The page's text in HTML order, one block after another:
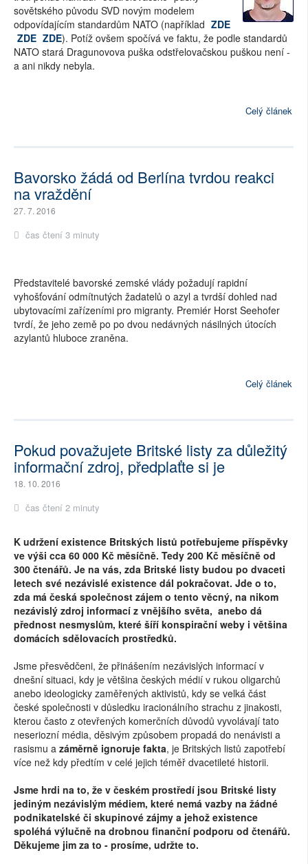
sovětského původu SVD novým modelem
odpovídajícím standardům NATO (například ZDE
ZDE ZDE). Potíž ovšem spočívá ve faktu, že podle standardů
NATO stará Dragunovova puška odstřelovačskou puškou není -
a ani nikdy nebyla.
Celý článek
Bavorsko žádá od Berlína tvrdou reakci
na vraždění
27. 7. 2016
čas čtení 3 minuty
Představitelé bavorské zemské vlády požadují rapidní
vyhošťování odmítnutých žadatelů o azyl a tvrdší dohled nad
ubytovacími zařízeními pro migranty. Premiér Horst Seehofer
tvrdí, že jeho země po po dvou nedávných násilných útocích
azylantů hluboce zraněna.
Celý článek
Pokud považujete Britské listy za důležitý
informační zdroj, předplaťte si je
18. 10. 2016
čas čtení 2 minuty
K udržení existence Britských listů potřebujeme příspěvky
ve výši cca 60 000 Kč měsíčně. Tedy 200 Kč měsíčně od
300 čtenářů. Je na vás, zda Britské listy budou po dvaceti
letech své nezávislé existence dál pokračovat. Jde o to,
zda má česká společnost zájem o tento věcný, na nikom
nezávislý zdroj informací z vnějšího světa, anebo dá
přednost nesmyslům, které šíří konspirační weby i většina
domácích sdělovacích prostředků.
Jsme přesvědčeni, že přinášením nezávislých informací v
dnešní situaci, kdy je většina českých médií v rukou oligarchů
anebo ideologicky zaměřených aktivistů, kdy se velká část
české společnosti v důsledku iracionálního strachu z jinakosti,
kterou často z otevřených komerčních důvodů vyvolávají tato
neseriozní média, děsivým způsobem propadá do nenávisti a
rasismu a záměrně ignoruje fakta, je Britských listů zapotřebí
více než kdy předtím v celé jejich téměř dvacetileté historii.
Jsme hrdi na to, že v českém prostředí jsou Britské listy
jediným nezávislým médiem, které nemá vazby na žádné
podnikatelské či skupinové zájmy a jehož existence
spoléhá výlučně na drobnou finanční podporu od čtenářů.
Děkujeme jim za to - prosíme, udržte to.